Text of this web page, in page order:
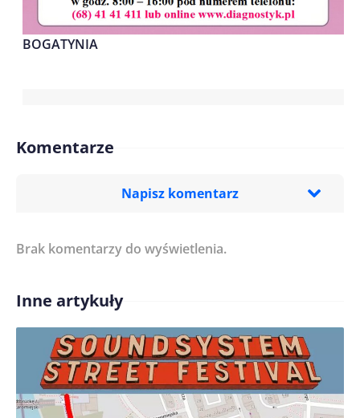
BOGATYNIA
Komentarze
Napisz komentarz
Treść komentarza*
Imię/ Nick*
Brak komentarzy do wyświetlenia.
Inne artykuły